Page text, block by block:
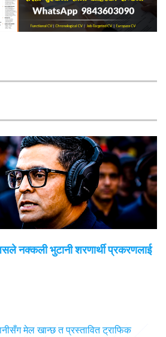
नक्कली भुटानी शरणार्थी प्रकरणलाई